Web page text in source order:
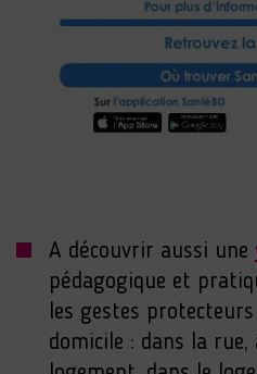
A découvrir aussi une
pédagogique et
les gestes
domicile : dans la rue,